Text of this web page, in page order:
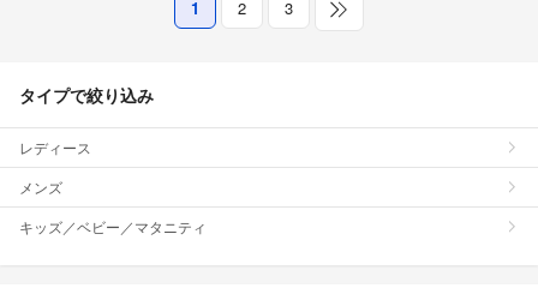
1 2 3
タイプで絞り込み
レディース
メンズ
キッズ／ベビー／マタニティ